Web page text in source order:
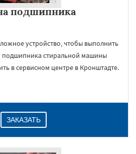
подшипника
устройство, чтобы выполнить
подшипника стиральной машины
в сервисном центре в Кронштадте.
ЗАКАЗАТЬ